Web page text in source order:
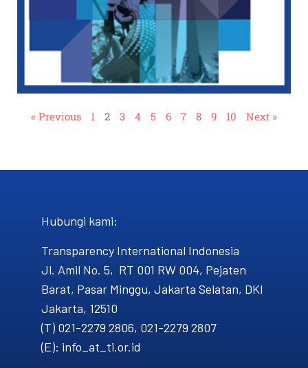
« Previous 1 2 3 4 5 6 7 8 9 10 Next »
Hubungi kami​:
Transparency International Indonesia
Jl. Amil No. 5, RT 001 RW 004, Pejaten
Barat, Pasar Minggu, Jakarta Selatan, DKI
Jakarta, 12510
(T) 021-2279 2806, 021-2279 2807
(E): info_at_ti.or.id